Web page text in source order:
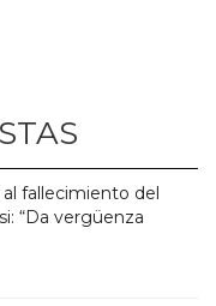
fallecimiento del
“Da vergüenza